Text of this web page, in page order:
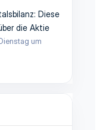
Diese
die Aktie
um